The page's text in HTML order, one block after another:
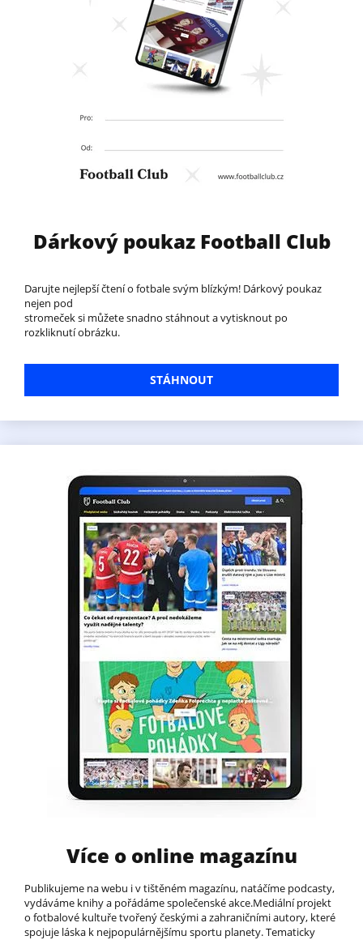
Dárkový poukaz Football Club
Darujte nejlepší čtení o fotbale svým blízkým! Dárkový poukaz
nejen pod
stromeček si můžete snadno stáhnout a vytisknout po
rozkliknutí obrázku.
STÁHNOUT
Více o online magazínu
Publikujeme na webu i v tištěném magazínu, natáčíme podcasty,
vydáváme knihy a pořádáme společenské akce.Mediální projekt
o fotbalové kultuře tvořený českými a zahraničními autory, které
spojuje láska k nejpopulárnějšímu sportu planety. Tematicky